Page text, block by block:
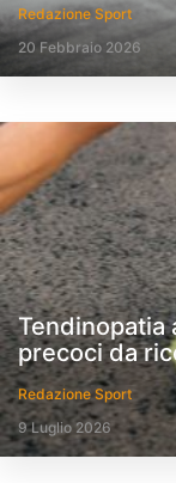
Redazione Sport
20 Febbraio 2026
Tendinopatia
precoci da
Redazione Sport
9 Luglio 2026